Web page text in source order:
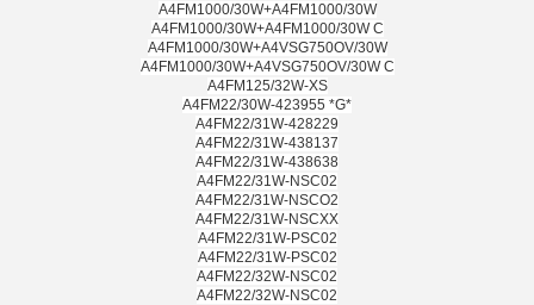
A4FM1000/30W+A4FM1000/30W
A4FM1000/30W+A4FM1000/30W C
A4FM1000/30W+A4VSG750OV/30W
A4FM1000/30W+A4VSG750OV/30W C
A4FM125/32W-XS
A4FM22/30W-423955 *G*
A4FM22/31W-428229
A4FM22/31W-438137
A4FM22/31W-438638
A4FM22/31W-NSC02
A4FM22/31W-NSCO2
A4FM22/31W-NSCXX
A4FM22/31W-PSC02
A4FM22/31W-PSC02
A4FM22/32W-NSC02
A4FM22/32W-NSC02